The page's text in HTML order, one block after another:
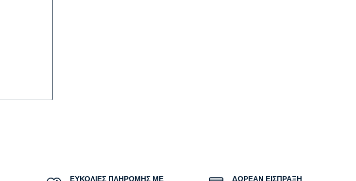
ΕΥΚΟΛΙΕΣ ΠΛΗΡΩΜΗΣ ΜΕ ΔΩΡΕΑΝ ΕΙΣΠΡΑΞΗ